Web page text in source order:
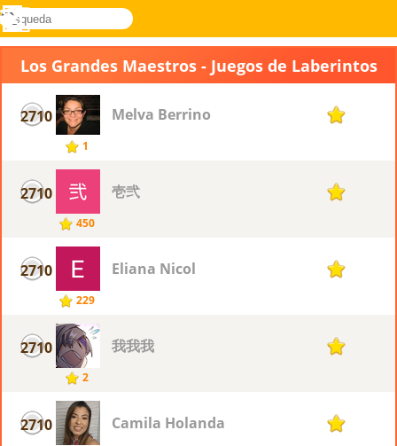
Novel
búsqueda
Acceder
Menú
Los Grandes Maestros - Juegos de Laberintos
2710
1
Melva Berrino 1
2710
450
壱弐 1
2710
229
Eliana Nicol 1
2710
2
我我我 1
2710 Camila Holanda 1